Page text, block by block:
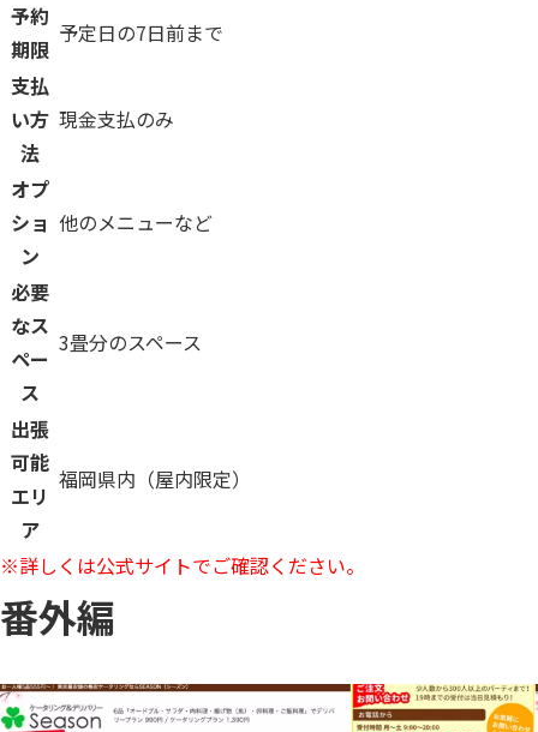
予約
期限
予定日の7日前まで
支払
い方
法
現金支払のみ
オプ
ショ
ン
他のメニューなど
必要
なス
ペー
ス
3畳分のスペース
出張
可能
エリ
ア
福岡県内（屋内限定）
※詳しくは公式サイトでご確認ください。
番外編